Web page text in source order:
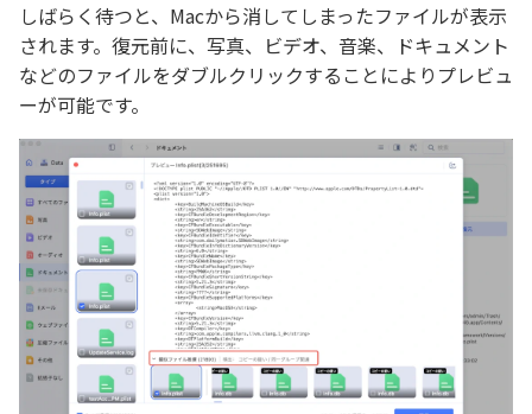
しばらく待つと、Macから消してしまったファイルが表示
されます。復元前に、写真、ビデオ、音楽、ドキュメント
などのファイルをダブルクリックすることによりプレビュ
ーが可能です。